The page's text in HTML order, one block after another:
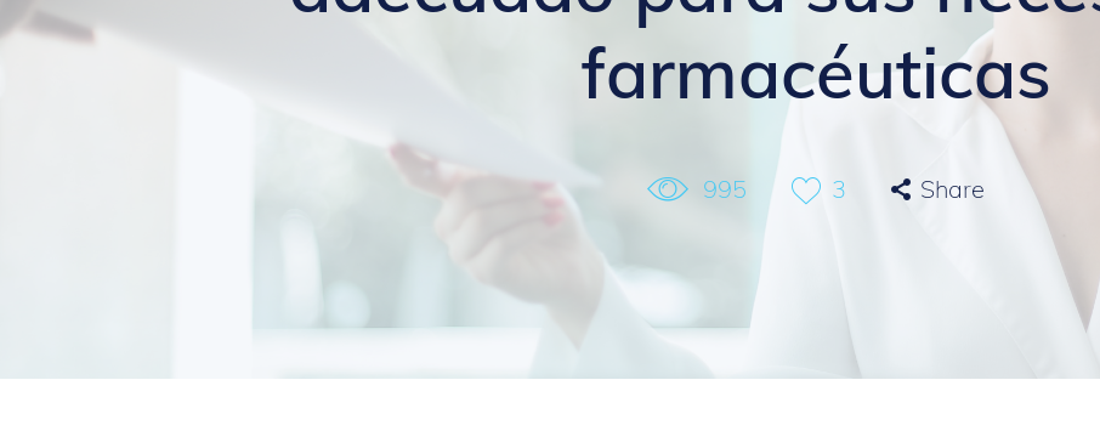
farmacéuticas
995 3 Share
Español